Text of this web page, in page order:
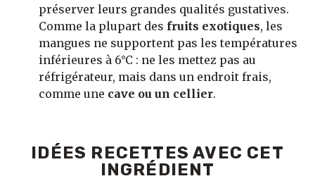
préserver leurs grandes qualités gustatives.
Comme la plupart des fruits exotiques, les
mangues ne supportent pas les températures
inférieures à 6°C : ne les mettez pas au
réfrigérateur, mais dans un endroit frais,
comme une cave ou un cellier.
IDÉES RECETTES AVEC CET
INGRÉDIENT